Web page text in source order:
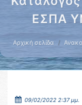
ΕΣΠΑ
Αρχική σελίδα
09/02/2022 2:37 μμ.